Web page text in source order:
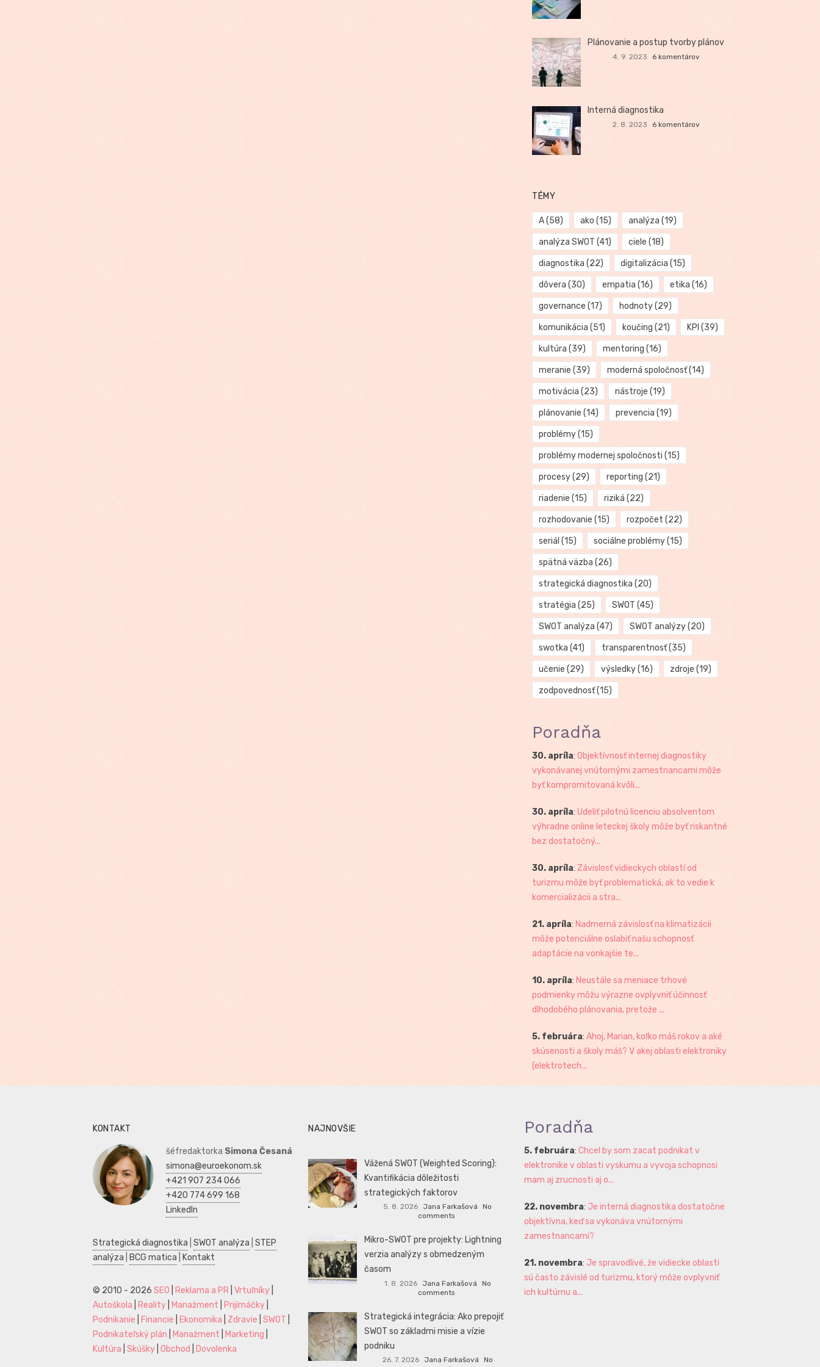
Plánovanie a postup tvorby plánov
4. 9. 2023 6 komentárov
Interná diagnostika
2. 8. 2023 6 komentárov
TÉMY
A(58) ako (15) analýza (19)
analýza SWOT (41) ciele (18)
diagnostika (22) digitalizácia (15)
dôvera (30) empatia (16) etika (16)
governance (17) hodnoty(29)
komunikácia (51) koučing (21) KPI (39)
kultúra (39) mentoring (16)
meranie (39) moderná spoločnosť(14)
motivácia (23) nástroje (19)
plánovanie (14) prevencia (19)
problémy(15)
problémy modernej spoločnosti (15)
procesy(29) reporting (21)
riadenie (15) riziká (22)
rozhodovanie (15) rozpočet (22)
seriál (15) sociálne problémy(15)
spätná väzba (26)
strategická diagnostika (20)
stratégia (25) SWOT (45)
SWOT analýza (47) SWOT analýzy(20)
swotka (41) transparentnosť(35)
učenie (29) výsledky(16) zdroje (19)
zodpovednosť(15)
Poradňa
30. apríla: Objektívnosť internej diagnostiky
vykonávanej vnútornými zamestnancami môže
byť kompromitovaná kvôli...
30. apríla: Udeliť pilotnú licenciu absolventom
výhradne online leteckej školy môže byť riskantné
bez dostatočný...
30. apríla: Závislosť vidieckych oblastí od
turizmu môže byť problematická, ak to vedie k
komercializácii a stra...
21. apríla: Nadmerná závislosť na klimatizácii
môže potenciálne oslabiť našu schopnosť
adaptácie na vonkajšie te...
10. apríla: Neustále sa meniace trhové
podmienky môžu výrazne ovplyvniť účinnosť
dlhodobého plánovania, pretože ...
5. februára: Ahoj, Marian, koľko máš rokov a aké
skúsenosti a školy máš? V akej oblasti elektroniky
(elektrotech...
KONTAKT
šéfredaktorka Simona Česaná
simona@euroekonom.sk
+421 907 234 066
+420 774 699 168
LinkedIn
Strategická diagnostika SWOT analýza STEP
analýza
BCG matica Kontakt
© 2010 - 2026 SEO Reklama a PR Vrtuľníky
Autoškola
Reality Manažment Prijímáčky
Podnikanie
Financie Ekonomika Zdravie SWOT
Podnikateľský plán
Manažment Marketing
Kultúra Skúšky Obchod Dovolenka
NAJNOVŠIE
Vážená SWOT (Weighted Scoring):
Kvantifikácia dôležitosti
strategických faktorov
5. 8. 2026 Jana Farkašová
No
comments
Mikro-SWOT pre projekty: Lightning
verzia analýzy s obmedzeným
časom
1. 8. 2026 Jana Farkašová
No
comments
Strategická integrácia: Ako prepojiť
SWOT so základmi misie a vízie
podniku
26. 7. 2026 Jana Farkašová
No
Poradňa
5. februára: Chcel by som zacat podnikat v
elektronike v oblasti vyskumu a vyvoja schopnosi
mam aj zrucnosti aj o...
22. novembra: Je interná diagnostika dostatočne
objektívna, keď sa vykonáva vnútornými
zamestnancami?
21. novembra: Je spravodlivé, že vidiecke oblasti
sú často závislé od turizmu, ktorý môže ovplyvniť
ich kultúrnu a...